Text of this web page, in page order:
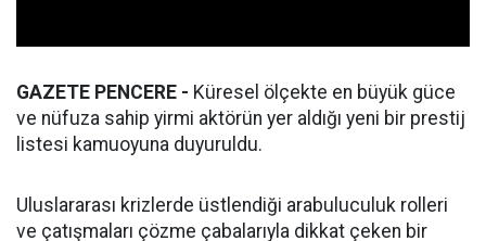
GAZETE PENCERE - Küresel ölçekte en büyük güce
ve nüfuza sahip yirmi aktörün yer aldığı yeni bir prestij
listesi kamuoyuna duyuruldu.
Uluslararası krizlerde üstlendiği arabuluculuk rolleri
ve çatışmaları çözme çabalarıyla dikkat çeken bir